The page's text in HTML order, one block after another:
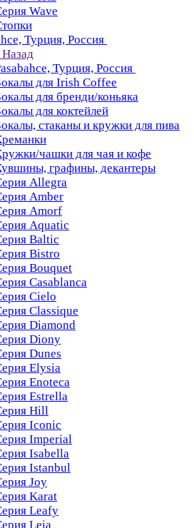
Wave
Турция, Россия
Назад
Турция, Россия
для Irish Coffee
для бренди/коньяка
для коктейлей
стаканы и кружки для пива
чашки для чая и кофе
графины, декантеры
Allegra
Amber
Amorf
Aquatic
Baltic
Bistro
Bouquet
Casablanсa
Cielo
Classique
Diamond
Diony
Dunes
Elysia
Enoteca
Estrella
Hill
Iconic
Imperial
Isabella
Istanbul
Joy
Karat
Leafy
Leia